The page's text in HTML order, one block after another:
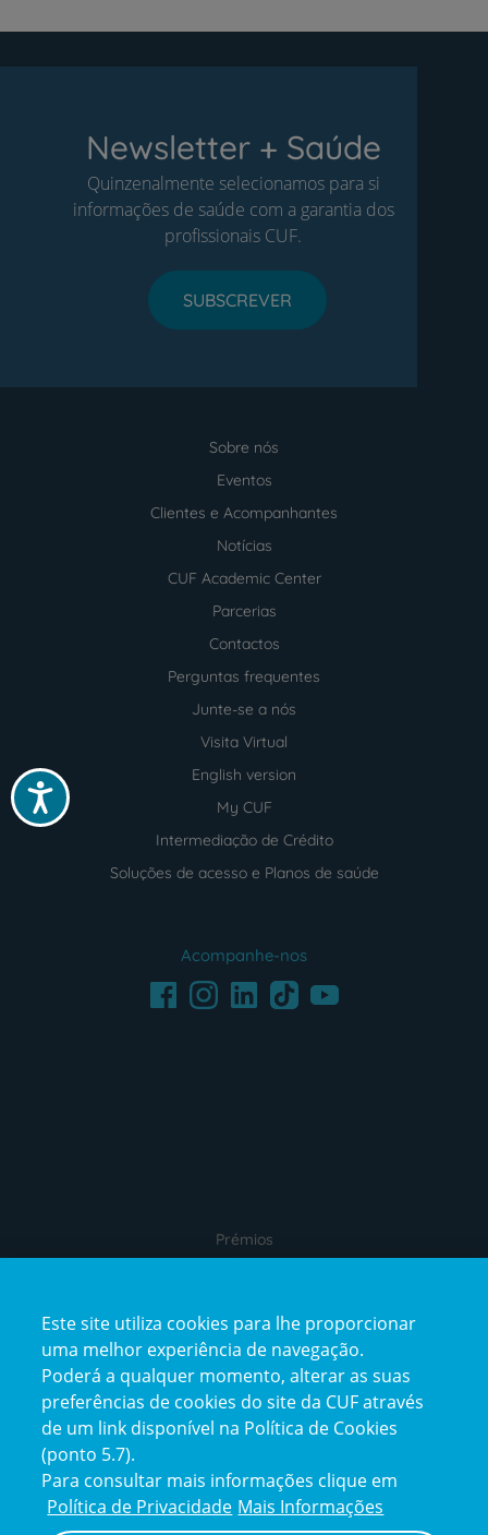
Acessibilidade
Newsletter + Saúde
Quinzenalmente selecionamos para si
informações de saúde com a garantia dos
profissionais CUF.
SUBSCREVER
Sobre nós
Eventos
Clientes e Acompanhantes
Notícias
CUF Academic Center
Parcerias
Contactos
Perguntas frequentes
Junte-se a nós
Visita Virtual
English version
My CUF
Intermediação de Crédito
Soluções de acesso e Planos de saúde
Acompanhe-nos
FacebookInstagramLinkedInTikTokYoutube
Prémios
Reclamações
e
Este site utiliza cookies para lhe proporcionar
uma melhor experiência de navegação.
Poderá a qualquer momento, alterar as suas
preferências de cookies do site da CUF através
de um link disponível na Política de Cookies
(ponto 5.7).
Para consultar mais informações clique em
Política de Privacidade Mais Informações